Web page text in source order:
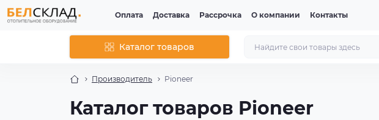
Оплата Доставка Рассрочка О компании Контакты
Каталог товаров
Производитель Pioneer
Каталог товаров Pioneer